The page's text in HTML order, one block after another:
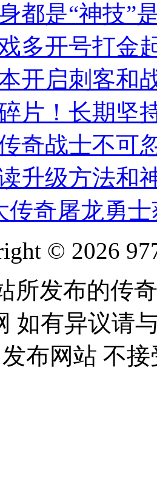
都是“神技”
多开号打金
开启刺客和
片！长期坚
奇战士不可
升级方法和
传奇屠龙勇
© 2026
所发布的传
如有异议请
发布网站 不